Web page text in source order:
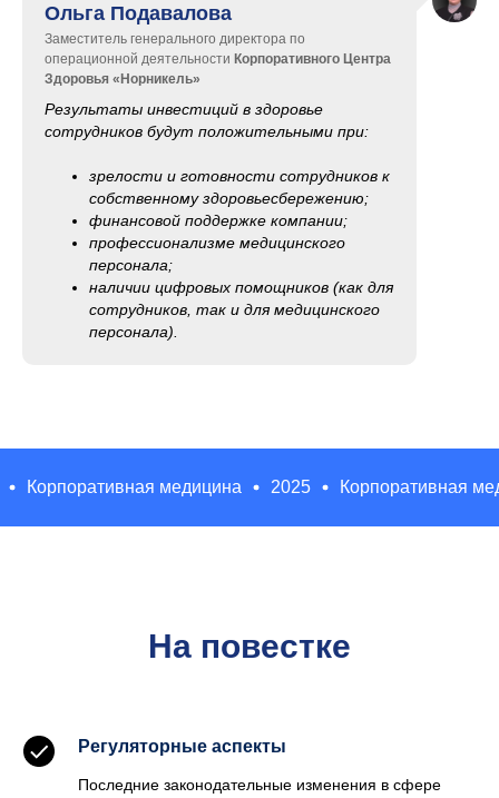
Ольга Подавалова
Заместитель генерального директора по
операционной деятельности Корпоративного Центра
Здоровья «Норникель»
Результаты инвестиций в здоровье
сотрудников будут положительными при:
зрелости и готовности сотрудников к
собственному здоровьесбережению;
финансовой поддержке компании;
профессионализме медицинского
персонала;
наличии цифровых помощников (как для
сотрудников, так и для медицинского
персонала).
Корпоративная медицина 2025 Корпоративная
На повестке
Регуляторные аспекты
Последние законодательные изменения в сфере